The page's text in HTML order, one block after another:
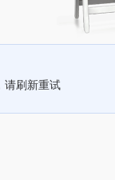
请刷新重试